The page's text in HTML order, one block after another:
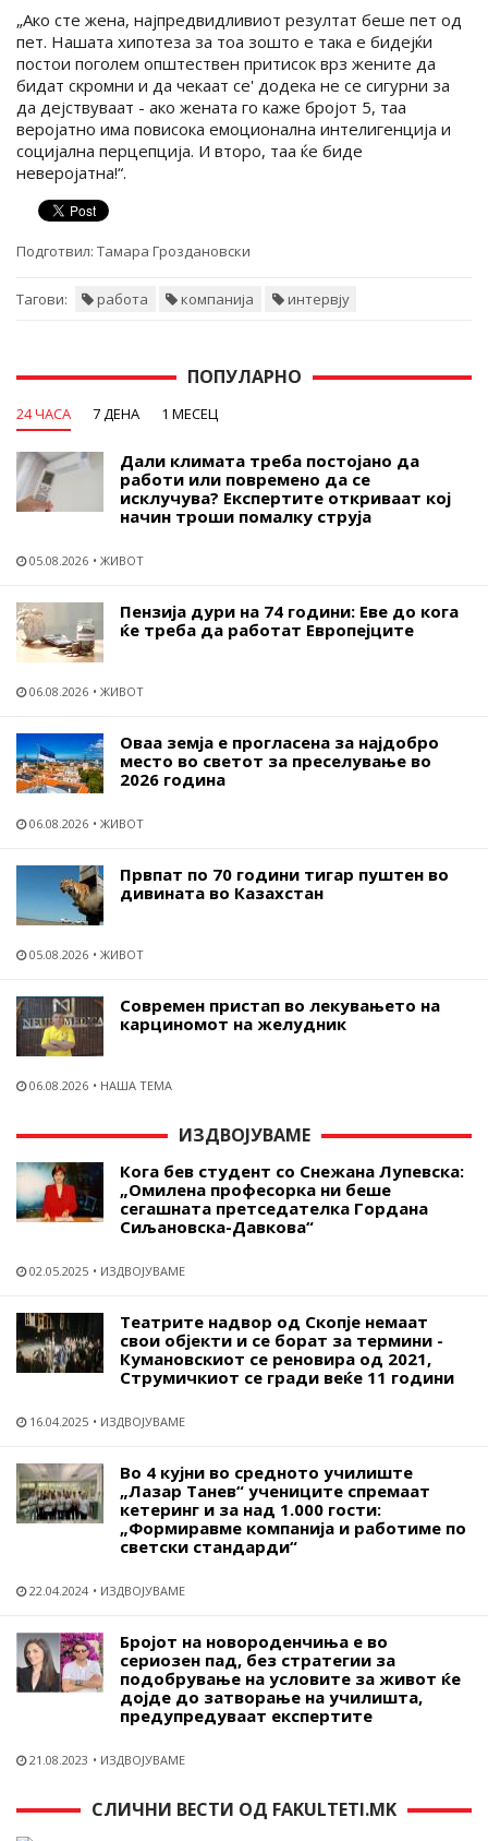
„Ако сте жена, најпредвидливиот резултат беше пет од
пет. Нашата хипотеза за тоа зошто е така е бидејќи
постои поголем општествен притисок врз жените да
бидат скромни и да чекаат се' додека не се сигурни за
да дејствуваат - ако жената го каже бројот 5, таа
веројатно има повисока емоционална интелигенција и
социјална перцепција. И второ, таа ќе биде
неверојатна!“.
Подготвил: Тамара Гроздановски
Тагови: работа компанија интервју
ПОПУЛАРНО
24 ЧАСА 7 ДЕНА 1 МЕСЕЦ
Дали климата треба постојано да
работи или повремено да се
исклучува? Експертите откриваат кој
начин троши помалку струја
05.08.2026 ЖИВОТ
Пензија дури на 74 години: Еве до кога
ќе треба да работат Европејците
06.08.2026 ЖИВОТ
Оваа земја е прогласена за најдобро
место во светот за преселување во
2026 година
06.08.2026 ЖИВОТ
Првпат по 70 години тигар пуштен во
дивината во Казахстан
05.08.2026 ЖИВОТ
Современ пристап во лекувањето на
карциномот на желудник
06.08.2026 НАША ТЕМА
ИЗДВОЈУВАМЕ
Кога бев студент со Снежана Лупевска:
„Омилена професорка ни беше
сегашната претседателка Гордана
Сиљановска-Давкова“
02.05.2025 ИЗДВОЈУВАМЕ
Театрите надвор од Скопје немаат
свои објекти и се борат за термини -
Кумановскиот се реновира од 2021,
Струмичкиот се гради веќе 11 години
16.04.2025 ИЗДВОЈУВАМЕ
Во 4 кујни во средното училиште
„Лазар Танев“ учениците спремаат
кетеринг и за над 1.000 гости:
„Формиравме компанија и работиме по
светски стандарди“
22.04.2024 ИЗДВОЈУВАМЕ
Бројот на новороденчиња е во
сериозен пад, без стратегии за
подобрување на условите за живот ќе
дојде до затворање на училишта,
предупредуваат експертите
21.08.2023 ИЗДВОЈУВАМЕ
СЛИЧНИ ВЕСТИ ОД FAKULTETI.MK